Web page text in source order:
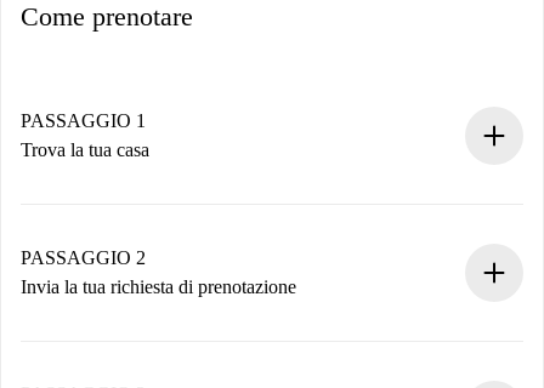
Come prenotare
PASSAGGIO 1
Trova la tua casa
Hai tutte le informazioni necessarie in anticipo.
PASSAGGIO 2
Invia la tua richiesta di prenotazione